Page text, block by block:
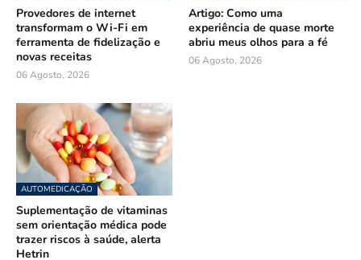
Provedores de internet
transformam o Wi-Fi em
ferramenta de fidelização e
novas receitas
06 Agosto, 2026
Artigo: Como uma
experiência de quase morte
abriu meus olhos para a fé
06 Agosto, 2026
AUTOMEDICAÇÃO
Suplementação de vitaminas
sem orientação médica pode
trazer riscos à saúde, alerta
Hetrin